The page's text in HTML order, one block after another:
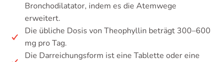
Bronchodilatator, indem es die Atemwege
erweitert.
Die übliche Dosis von Theophyllin beträgt 300–600
mg pro Tag.
Die Darreichungsform ist eine Tablette oder eine